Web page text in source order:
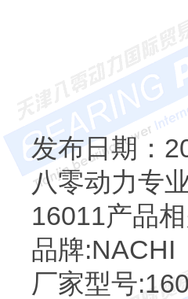
发布日期：
八零动力专
16011产品
品牌:NACHI
厂家型号